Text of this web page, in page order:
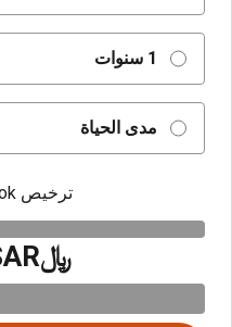
1 سنوات
مدى الحياة
ترخيص eTextbook
﷼‎13.25 SAR